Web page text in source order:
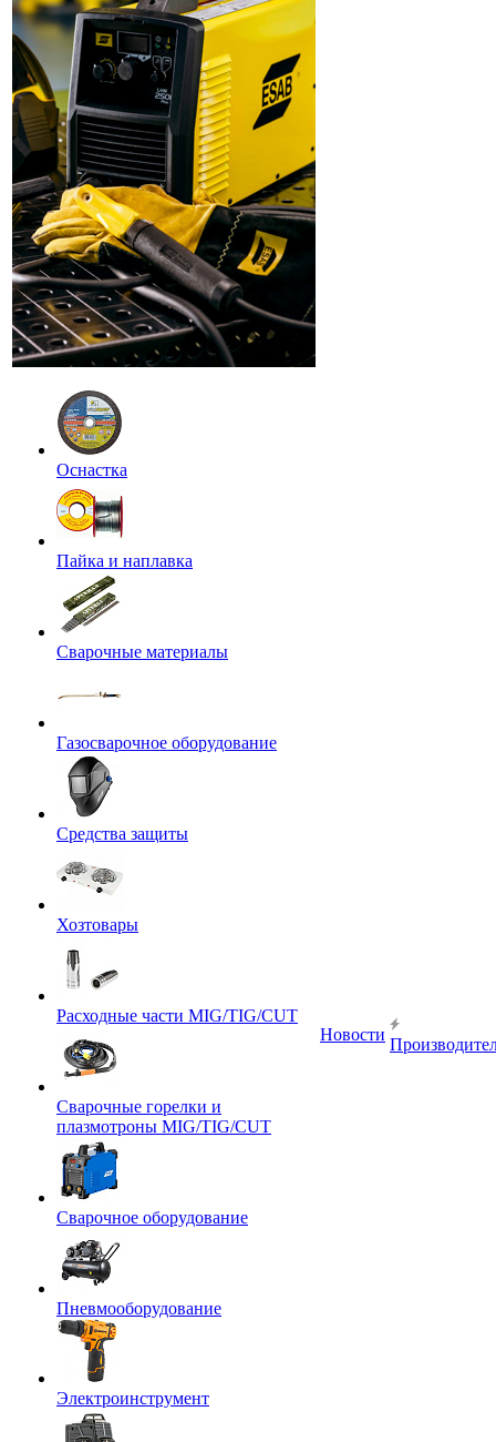
Оснастка
Пайка и наплавка
Сварочные материалы
Газосварочное оборудование
Средства защиты
Хозтовары
Расходные части MIG/TIG/CUT
Сварочные горелки и
плазмотроны MIG/TIG/CUT
Сварочное оборудование
Пневмооборудование
Электроинструмент
Новости